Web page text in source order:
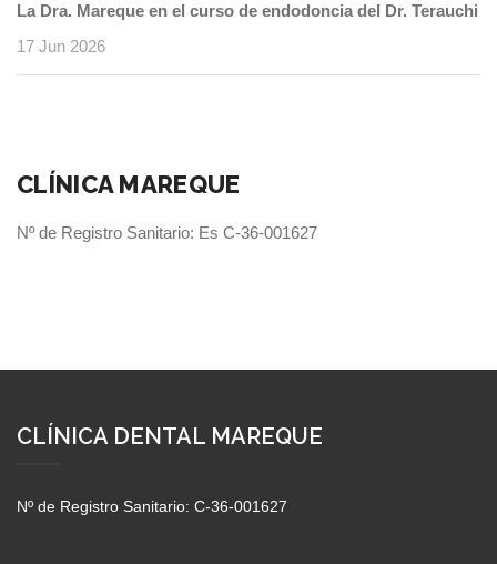
La Dra. Mareque en el curso de endodoncia del Dr. Terauchi
17 Jun 2026
CLÍNICA MAREQUE
Nº de Registro Sanitario: Es C-36-001627
CLÍNICA DENTAL MAREQUE
Nº de Registro Sanitario: C-36-001627